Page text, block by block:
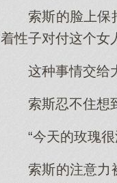
索斯的脸上保
着性子对付这个女
这种事情交给
索斯忍不住想
“今天的玫瑰
索斯的注意力